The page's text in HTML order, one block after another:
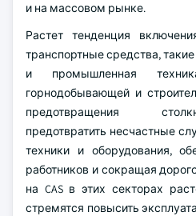
и на массовом рынке.
Растет тенденция
транспортные средства,
и промышленная
горнодобывающей и
предотвращения
предотвратить несчастные
техники и оборудования,
работников и сокращая
на CAS в этих секторах
стремятся повысить